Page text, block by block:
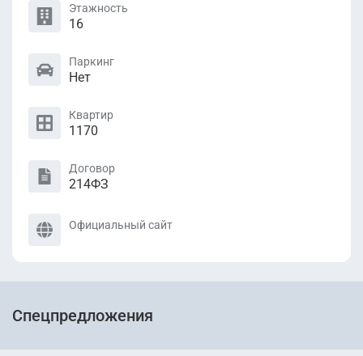
Этажность
16
Паркинг
Нет
Квартир
1170
Договор
214ФЗ
Официальный сайт
Спецпредложения